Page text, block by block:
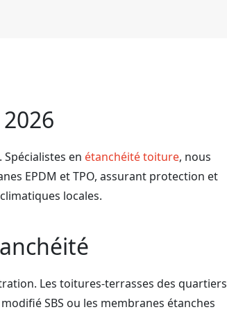
en étanchéité toiture, nous
EPDM et TPO, assurant protection et
locales.
Les toitures-terrasses des quartiers
SBS ou les membranes étanches